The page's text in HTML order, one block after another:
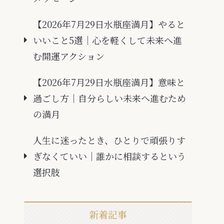
【2026年7月29日水瓶座満月】やると
いいこと5選｜心を軽くして未来へ進
む開運アクション
【2026年7月29日水瓶座満月】意味と
過ごし方｜自分らしい未来へ進むため
の満月
人生に迷ったとき、ひとりで頑張りす
ぎなくていい｜誰かに相談するという
選択肢
新着記事